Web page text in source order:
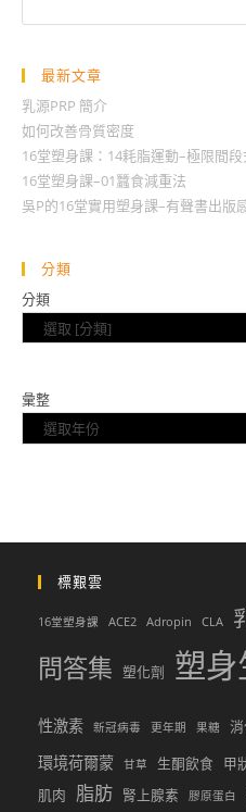
尋
最新文章
乳源PRP 簡介
如何改善骨質密度
16堂塑身課：14耗脂運動–極限間
16堂塑身課–01蠶食減重法
吳P的16堂實用塑身課–有聲書出版
分類
分類
彙整
標艱雲
16堂塑身課 ACE2 Adropin CLA
問答集 塑化劑 塑
性激素 新冠病毒 更年期 果糖
環境荷爾蒙 甘草 生酮飲食 甲
肌肉 脂肪 腎上腺素 膠原蛋白